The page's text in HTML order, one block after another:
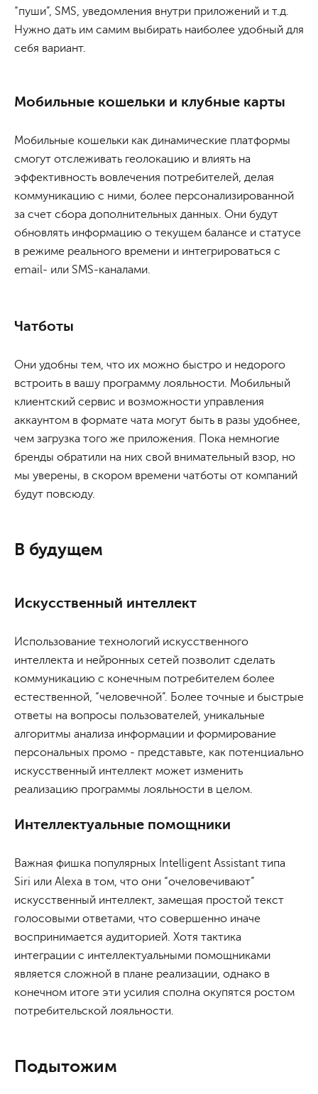
“пуши”, SMS, уведомления внутри приложений и т.д.
Нужно дать им самим выбирать наиболее удобный для
себя вариант.
Мобильные кошельки и клубные карты
Мобильные кошельки как динамические платформы
смогут отслеживать геолокацию и влиять на
эффективность вовлечения потребителей, делая
коммуникацию с ними, более персонализированной
за счет сбора дополнительных данных. Они будут
обновлять информацию о текущем балансе и статусе
в режиме реального времени и интегрироваться с
email- или SMS-каналами.
Чатботы
Они удобны тем, что их можно быстро и недорого
встроить в вашу программу лояльности. Мобильный
клиентский сервис и возможности управления
аккаунтом в формате чата могут быть в разы удобнее,
чем загрузка того же приложения. Пока немногие
бренды обратили на них свой внимательный взор, но
мы уверены, в скором времени чатботы от компаний
будут повсюду.
В будущем
Искусственный интеллект
Использование технологий искусственного
интеллекта и нейронных сетей позволит сделать
коммуникацию с конечным потребителем более
естественной, “человечной”. Более точные и быстрые
ответы на вопросы пользователей, уникальные
алгоритмы анализа информации и формирование
персональных промо - представьте, как потенциально
искусственный интеллект может изменить
реализацию программы лояльности в целом.
Интеллектуальные помощники
Важная фишка популярных Intelligent Assistant типа
Siri или Alexa в том, что они “очеловечивают”
искусственный интеллект, замещая простой текст
голосовыми ответами, что совершенно иначе
воспринимается аудиторией. Хотя тактика
интеграции с интеллектуальными помощниками
является сложной в плане реализации, однако в
конечном итоге эти усилия сполна окупятся ростом
потребительской лояльности.
Подытожим